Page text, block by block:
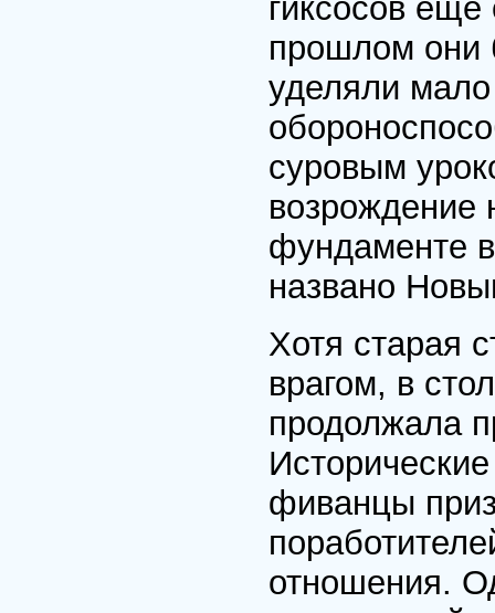
гиксосов
прошлом они
уделяли
суровым
возрождение
фундаменте
названо
Хотя старая
врагом, в
продолжала
фиванцы
отношения.